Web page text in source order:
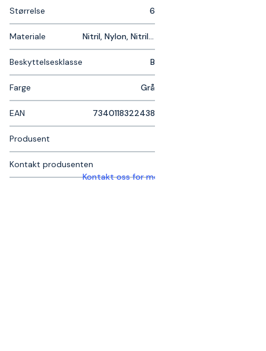
Størrelse 6
Materiale Nitril, Nylon, Nitril, Nylon
Beskyttelsesklasse B
Farge Grå
EAN 7340118322438
Produsent
Kontakt produsenten
Kontakt oss for mer informasjon